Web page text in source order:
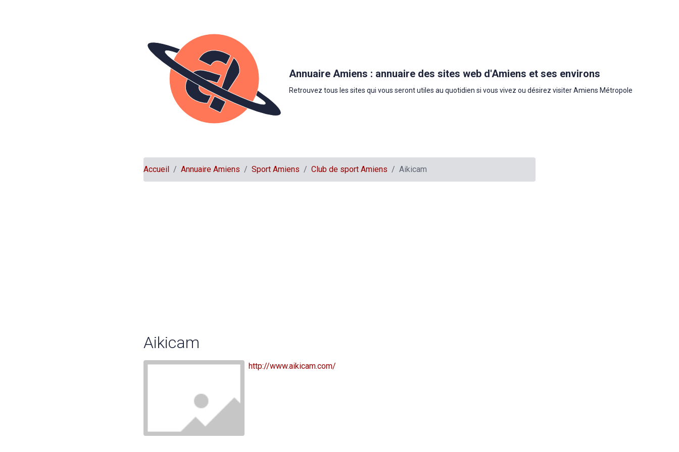
Annuaire Amiens : annuaire des sites web d'Amiens et ses environs
Retrouvez tous les sites qui vous seront utiles au quotidien si vous vivez ou désirez visiter Amiens Métropole
Accueil Annuaire Amiens Sport Amiens Club de sport Amiens Aikicam
Aikicam
http://www.aikicam.com/